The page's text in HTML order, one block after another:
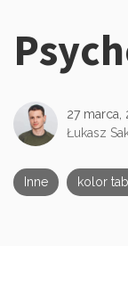
Kategorie:
27 marca,
Łukasz
Inne kolor